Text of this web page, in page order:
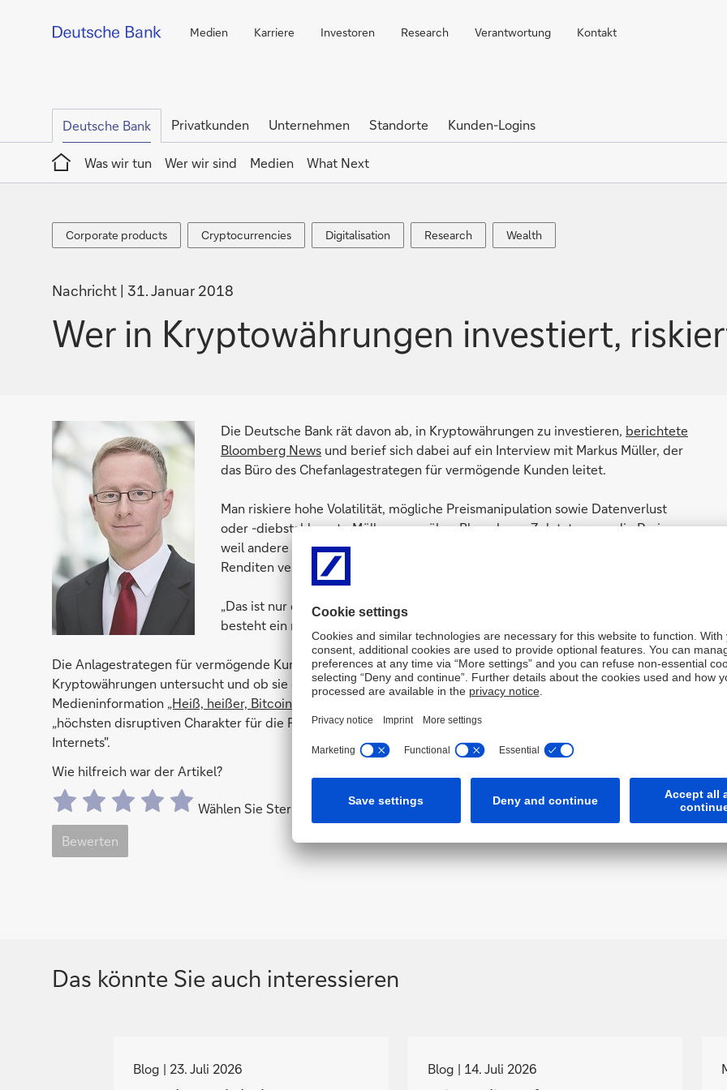
Medien Karriere Investoren Research Verantwortung Kontakt
Deutsche Bank Privatkunden Unternehmen Standorte
Kunden-Logins
Home
Was wir tun
Wer wir sind Medien What Next
Corporate
products
Corporate products
Cryptocurrencies
Cryptocurrencies
Digitalisation
Digitalisation
Research
Research
Wealth
Wealth
Nachricht 31. Januar 2018
Wer in Kryptowährungen investiert,
Die Deutsche Bank rät davon ab, in Kryptowährungen zu investieren, berichtete
Bloomberg News und berief sich dabei auf ein Interview mit Markus Müller, der
das Büro des Chefanlagestrategen für vermögende Kunden leitet.
Man riskiere hohe Volatilität, mögliche Preismanipulation sowie Datenverlust
oder -diebstahl, sagte Müller gegenüber Bloomberg. Zuletzt zogen die Preise an,
weil andere Anlageklassen wie festverzinslichen Anlagen auch keine allzu guten
Renditen versprechen.
„Das ist nur etwas für Anleger, die spekulativ investieren", sagte Müller. „Es
besteht ein realistisches Risiko des Totalverlustes."
Die Anlagestrategen für vermögende Kunden der Deutschen Bank hatten die Risiken von Anlagen in
Kryptowährungen untersucht und ob sie das traditionelle Geld ersetzen könnten (siehe dazu auch unsere
Medieninformation „Heiß, heißer, Bitcoin“
). Ihr Ergebnis: Es handele sich um eine Technologie mit dem wohl
„höchsten disruptiven Charakter für die Finanzindustrie und die breite Gesellschaft seit der Erfindung des
Internets".
Wie hilfreich war der Artikel?
Wählen Sie Sterne aus, um eine Bewertung abzugeben
Bewerten
Das könnte Sie auch interessieren
a
Blog 23. Juli 2026
a
Blog 14. Juli 2026